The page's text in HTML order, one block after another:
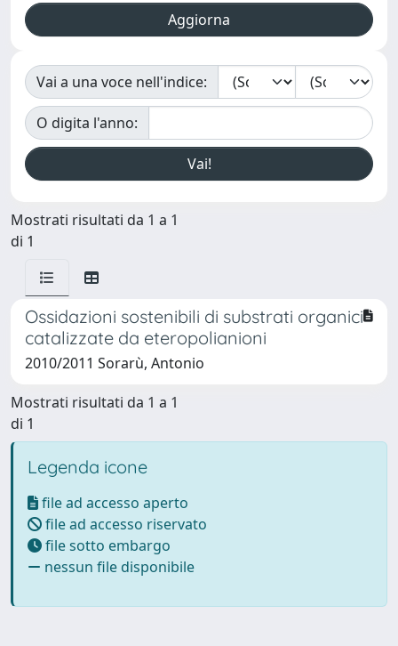
Vai a una voce nell'indice:
O digita l'anno:
Mostrati risultati da 1 a 1
di 1
Ossidazioni sostenibili di substrati organici
catalizzate da eteropolianioni
2010/2011 Sorarù, Antonio
Mostrati risultati da 1 a 1
di 1
Legenda icone
file ad accesso aperto
file ad accesso riservato
file sotto embargo
nessun file disponibile